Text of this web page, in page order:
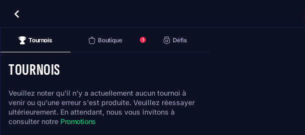
Tournois Boutique Défis
1
TOURNOIS
Veuillez noter qu'il n'y a actuellement aucun tournoi à
venir ou qu'une erreur s'est produite. Veuillez réessayer
ultérieurement. En attendant, nous vous invitons à
consulter notre Promotions